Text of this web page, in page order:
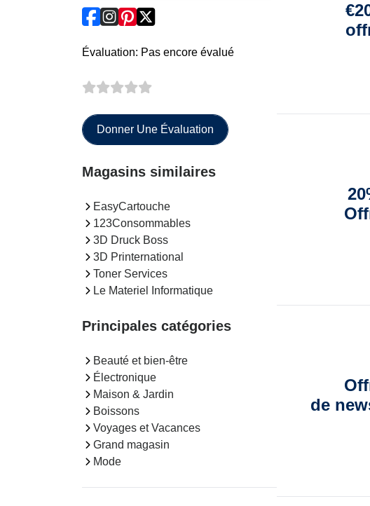
Évaluation: Pas encore évalué
Donner Une Évaluation
Magasins similaires
EasyCartouche
123Consommables
3D Druck Boss
3D Printernational
Toner Services
Le Materiel Informatique
Principales catégories
Beauté et bien-être
Électronique
Maison & Jardin
Boissons
Voyages et Vacances
Grand magasin
Mode
de